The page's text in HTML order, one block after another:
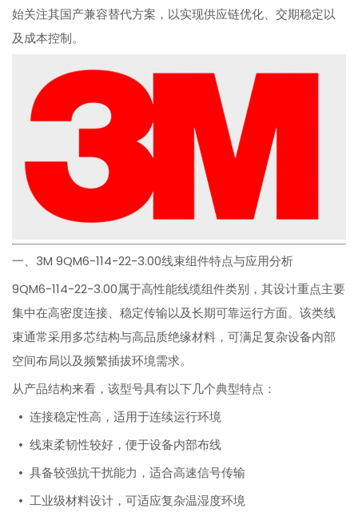
始关注其国产兼容替代方案，以实现供应链优化、交期稳定以
及成本控制。
一、3M 9QM6-114-22-3.00线束组件特点与应用分析
9QM6-114-22-3.00属于高性能线缆组件类别，其设计重点主要
集中在高密度连接、稳定传输以及长期可靠运行方面。该类线
束通常采用多芯结构与高品质绝缘材料，可满足复杂设备内部
空间布局以及频繁插拔环境需求。
从产品结构来看，该型号具有以下几个典型特点：
• 连接稳定性高，适用于连续运行环境
• 线束柔韧性较好，便于设备内部布线
• 具备较强抗干扰能力，适合高速信号传输
• 工业级材料设计，可适应复杂温湿度环境